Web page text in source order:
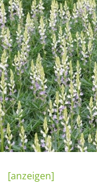
[anzeigen]